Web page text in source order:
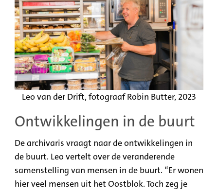
Leo van der Drift, fotograaf Robin Butter, 2023
Ontwikkelingen in de buurt
De archivaris vraagt naar de ontwikkelingen in
de buurt. Leo vertelt over de veranderende
samenstelling van mensen in de buurt. “Er wonen
hier veel mensen uit het Oostblok. Toch zeg je